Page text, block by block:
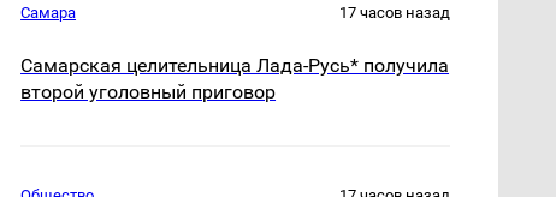
Самара 17 часов назад
Самарская целительница Лада-Русь* получила
второй уголовный приговор